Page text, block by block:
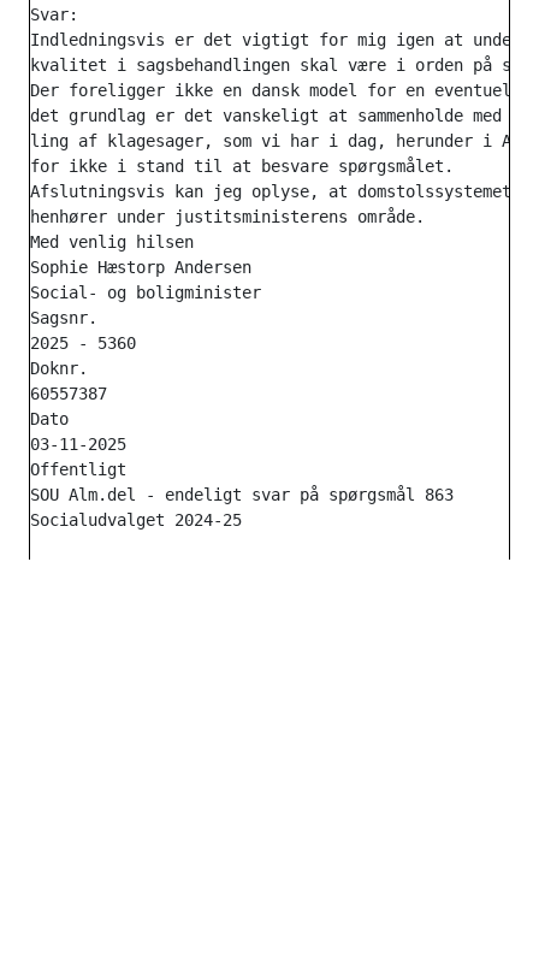
Svar:
Indledningsvis er det vigtigt for mig igen at
kvalitet i sagsbehandlingen skal være i orden på
Der foreligger ikke en dansk model for en eventuel
det grundlag er det vanskeligt at sammenholde med
ling af klagesager, som vi har i dag, herunder i
for ikke i stand til at besvare spørgsmålet.
Afslutningsvis kan jeg oplyse, at domstolssystemet
henhører under justitsministerens område.
Med venlig hilsen
Sophie Hæstorp Andersen
Social- og boligminister
Sagsnr.
2025 - 5360
Doknr.
60557387
Dato
03-11-2025
Offentligt
SOU Alm.del - endeligt svar på spørgsmål 863